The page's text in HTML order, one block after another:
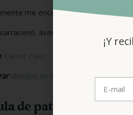
me encanta combinarlo con:
avena y/o arroz integral.
: Carrot Cake
almidón de trigo sin gluten aquí.
de patata o
¡Y